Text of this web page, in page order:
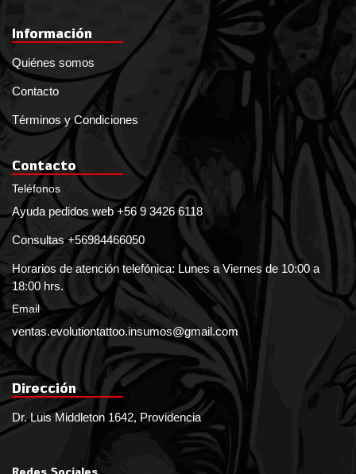
Información
Quiénes somos
Contacto
Términos y Condiciones
Contacto
Teléfonos
Ayuda pedidos web +56 9 3426 6118
Consultas +56984466050
Horarios de atención telefónica: Lunes a Viernes de 10:00 a
18:00 hrs.
Email
ventas.evolutiontattoo.insumos@gmail.com
Dirección
Dr. Luis Middleton 1642, Providencia